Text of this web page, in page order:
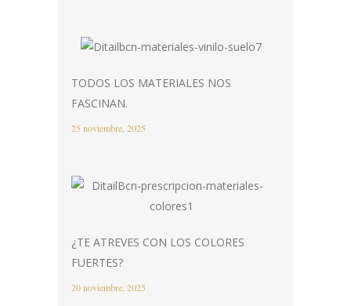
TODOS LOS MATERIALES NOS
FASCINAN.
25 noviembre, 2025
¿TE ATREVES CON LOS COLORES
FUERTES?
20 noviembre, 2025